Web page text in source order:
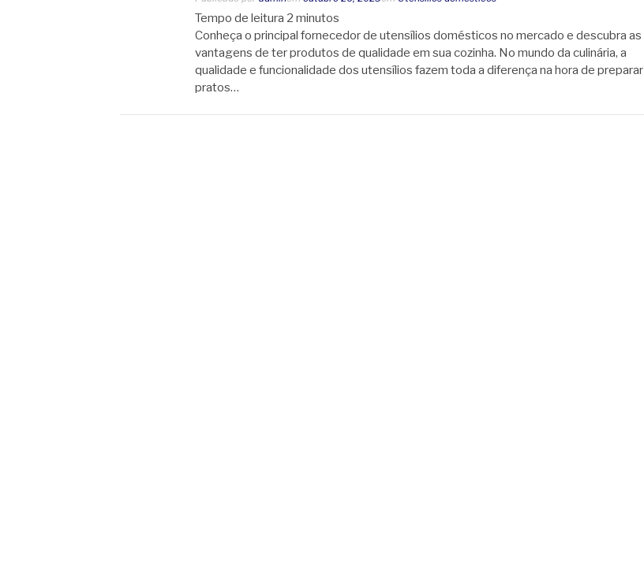
Tempo de leitura 2 minutos
Conheça o principal fornecedor de utensílios domésticos no mercado e descubra as
vantagens de ter produtos de qualidade em sua cozinha. No mundo da culinária, a
qualidade e funcionalidade dos utensílios fazem toda a diferença na hora de preparar
pratos…